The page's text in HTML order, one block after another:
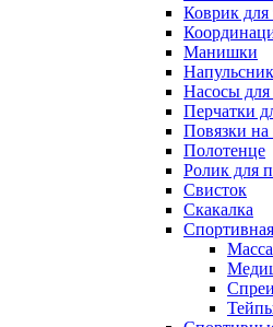
Коврик для
Манишки
Насосы для
Перчатки
Повязки на
Полотенце
Ролик для
Свисток
Скакалка